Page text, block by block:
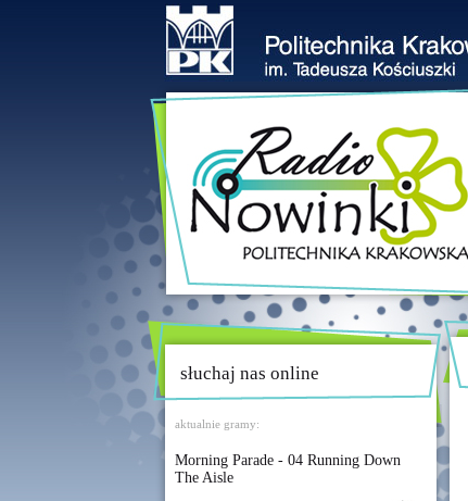
słuchaj nas online
aktualnie gramy:
Morning Parade - 04 Running Down
The Aisle